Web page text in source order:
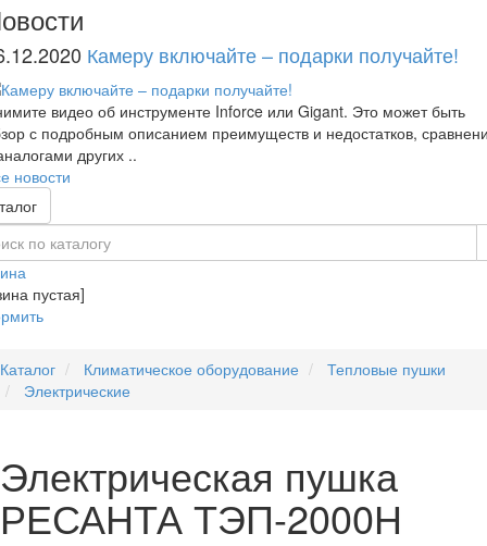
Камеру включайте – подарки получайте!
видео об инструменте Inforce или Gigant. Это может быть
с подробным описанием преимуществ и недостатков,
других ..
новости
пустая]
Каталог Климатическое оборудование
Тепловые пушки
Электрические
Электрическая пушка
РЕСАНТА ТЭП-2000Н